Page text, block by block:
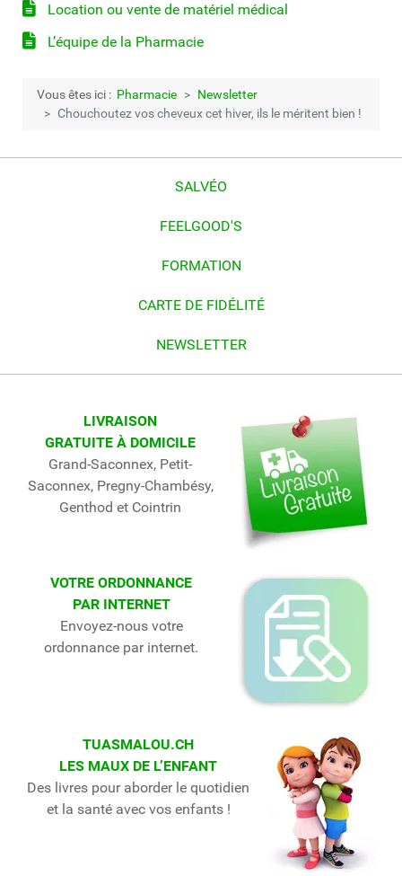
Location ou vente de matériel médical
L’équipe de la Pharmacie
Vous êtes ici : Pharmacie
Newsletter
Chouchoutez vos cheveux cet hiver, ils le méritent bien !
SALVÉO
FEELGOOD'S
FORMATION
CARTE DE FIDÉLITÉ
NEWSLETTER
LIVRAISON
GRATUITE À DOMICILE
Grand-Saconnex, Petit-
Saconnex, Pregny-Chambésy,
Genthod et Cointrin
VOTRE ORDONNANCE
PAR INTERNET
Envoyez-nous votre
ordonnance par internet.
TUASMALOU.CH
LES MAUX DE L’ENFANT
Des livres pour aborder le quotidien
et la santé avec vos enfants !